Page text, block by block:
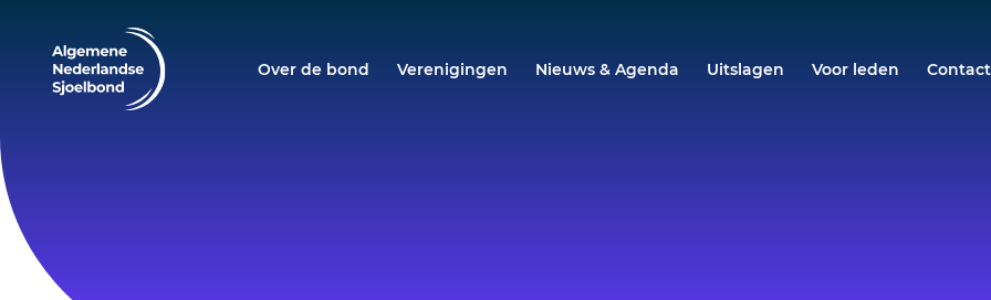
Over de bond Verenigingen Nieuws & Agenda Uitslagen Voor leden Contact